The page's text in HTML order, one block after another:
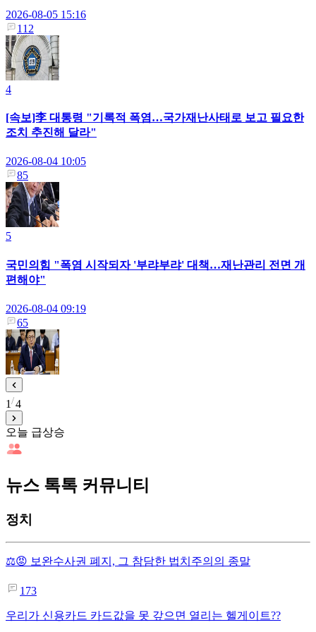
2026-08-05 15:16
112
4
[속보]李 대통령 "기록적 폭염…국가재난사태로 보고 필요한
조치 추진해 달라"
2026-08-04 10:05
85
5
국민의힘 "폭염 시작되자 '부랴부랴' 대책…재난관리 전면 개
편해야"
2026-08-04 09:19
65
1 4
오늘 급상승
뉴스 톡톡 커뮤니티
정치
⚖️😡 보완수사권 폐지, 그 참담한 법치주의의 종말
173
우리가 신용카드 카드값을 못 갚으면 열리는 헬게이트??